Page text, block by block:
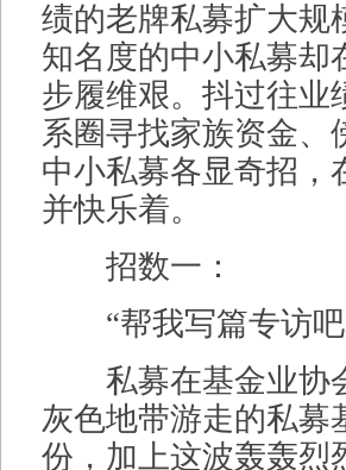
绩的老牌私募扩大规
知名度的中小私募却
步履维艰。抖过往业
系圈寻找家族资金
中小私募各显奇招，
并快乐着。
招数一：
“帮我写篇专访吧
私募在基金业协
灰色地带游走的私募
份，加上这波轰轰烈